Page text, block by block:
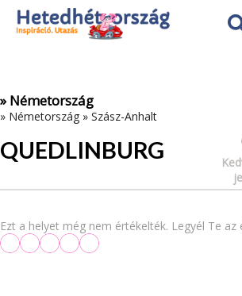
Az oldal sütiket (cookies) használ. További
Adatvédelmi tájékoztató
» Németország
» Németország » Szász-Anhalt
QUEDLINBURG
Ezt a helyet még nem értékelték. Legyél Te az